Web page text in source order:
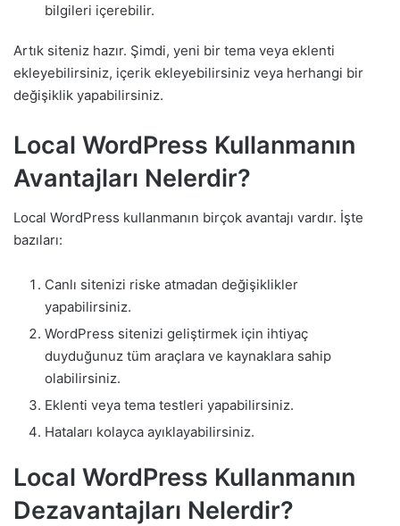
bilgileri içerebilir.
Artık siteniz hazır. Şimdi, yeni bir tema veya eklenti
ekleyebilirsiniz, içerik ekleyebilirsiniz veya herhangi bir
değişiklik yapabilirsiniz.
Local WordPress Kullanmanın
Avantajları Nelerdir?
Local WordPress kullanmanın birçok avantajı vardır. İşte
bazıları:
Canlı sitenizi riske atmadan değişiklikler
yapabilirsiniz.
WordPress sitenizi geliştirmek için ihtiyaç
duyduğunuz tüm araçlara ve kaynaklara sahip
olabilirsiniz.
Eklenti veya tema testleri yapabilirsiniz.
Hataları kolayca ayıklayabilirsiniz.
Local WordPress Kullanmanın
Dezavantajları Nelerdir?